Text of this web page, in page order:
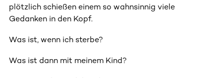
plötzlich schießen einem so wahnsinnig viele
Gedanken in den Kopf.
Was ist, wenn ich sterbe?
Was ist dann mit meinem Kind?